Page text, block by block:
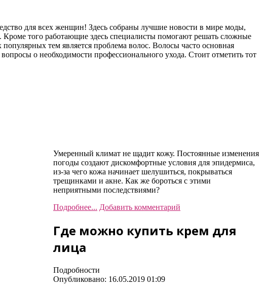
для всех женщин! Здесь собраны лучшие новости в мире моды,
Кроме того работающие здесь специалисты помогают решать сложные
тем является проблема волос. Волосы часто основная
о необходимости профессионального ухода. Стоит отметить тот
Умеренный климат не щадит кожу. Постоянные изменения
погоды создают дискомфортные условия для эпидермиса,
из-за чего кожа начинает шелушиться, покрываться
трещинками и акне. Как же бороться с этими
неприятными последствиями?
Подробнее... Добавить комментарий
Где можно купить крем для
лица
Подробности
Опубликовано: 16.05.2019 01:09